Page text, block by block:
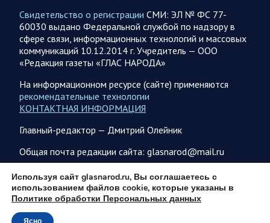
Черниговской области в районе…
05 АВГУСТА
05.08.2026 21:28
Украина
Олег Царев об Украине к исходу 5 августа 2026 года
Агентство Bloomberg утверждает, что в Вене состоялась
секретная встреча бывших высокопоставленных
чиновников из России, Великобритании, Франции и
Германии, на которой…
Свидетельство о регистрации СМИ: ЭЛ № ФС 77-
60030 выдано Федеральной службой по надзору в
сфере связи, информационных технологий и массовых
коммуникаций 10.12.2014 г. Учредитель — ООО
«Редакция газеты «ГЛАС НАРОДА»
На информационном ресурсе (сайте) применяются
рекомендательные технологии
КОНТАКТНАЯ ИНФОРМАЦИЯ
Главный-редактор — Дмитрий Олейник
Общая почта редакции сайта: glasnarod@mail.ru
ПОДПИСКА
Используя сайт glasnarod.ru, Вы соглашаетесь с
использованием файлов cookie, которые указаны в
Политике обработки Персональных данных